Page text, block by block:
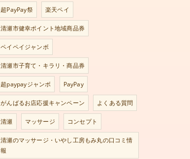
超PayPay祭 楽天ペイ
清瀬市健幸ポイント地域商品券
ペイペイジャンボ
清瀬市子育て・キラリ・商品券
超paypayジャンボ PayPay
がんばるお店応援キャンペーン よくある質問
清瀬 マッサージ コンセプト
清瀬のマッサージ・いやし工房もみ丸の口コミ情
報